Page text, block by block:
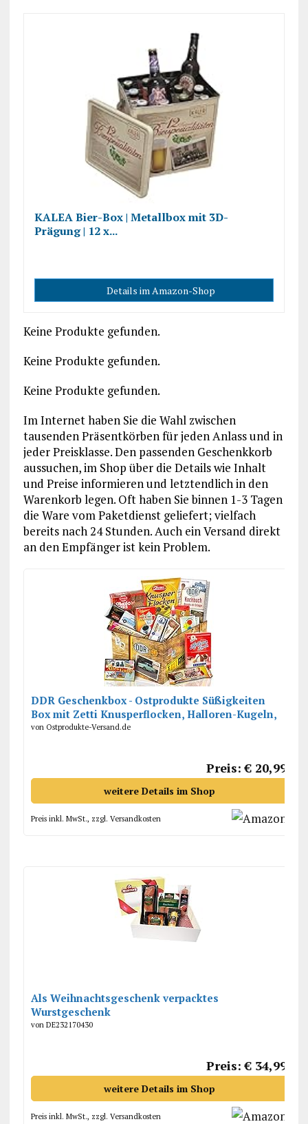
KALEA Bier-Box | Metallbox mit 3D-
Prägung | 12 x...
Details im Amazon-Shop
Keine Produkte gefunden.
Keine Produkte gefunden.
Keine Produkte gefunden.
Im Internet haben Sie die Wahl zwischen
tausenden Präsentkörben für jeden Anlass und in
jeder Preisklasse. Den passenden Geschenkkorb
aussuchen, im Shop über die Details wie Inhalt
und Preise informieren und letztendlich in den
Warenkorb legen. Oft haben Sie binnen 1-3 Tagen
die Ware vom Paketdienst geliefert; vielfach
bereits nach 24 Stunden. Auch ein Versand direkt
an den Empfänger ist kein Problem.
DDR Geschenkbox - Ostprodukte Süßigkeiten
Box mit Zetti Knusperflocken, Halloren-Kugeln,
Viba Nougat Stange uvm.
von Ostprodukte-Versand.de
Preis: € 20,99
weitere Details im Shop
Preis inkl. MwSt., zzgl. Versandkosten
Als Weihnachtsgeschenk verpacktes
Wurstgeschenk
von DE232170430
Preis: € 34,99
weitere Details im Shop
Preis inkl. MwSt., zzgl. Versandkosten